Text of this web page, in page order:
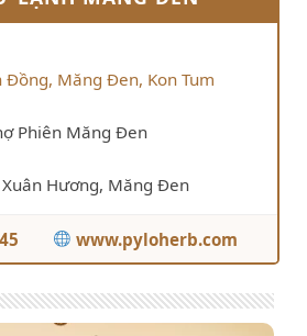
Đồng, Măng Đen, Kon Tum
Phiên Măng Đen
Hương, Măng Đen
www.pyloherb.com